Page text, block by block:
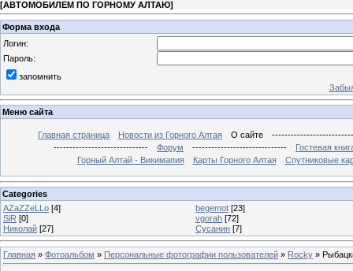
[АВТОМОБИЛЕМ ПО ГОРНОМУ АЛТАЮ]
Форма входа
Логин:
Пароль:
запомнить
Меню сайта
Главная страница Новости из Горного Алтая О сайте
------------------------------
Форум ------------------------------
Гостевая
Горный Алтай - Викимапия
Карты Горного Алтая Спутниковые
Categories
AZaZZeLLo [4] begemot [23]
SiR [0] vgorah [72]
Николай [27] Сусанин [7]
Главная » Фотоальбом » Персональные фотографии пользователей » Rocky »